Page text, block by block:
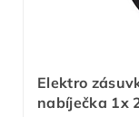
Elektro
nabíječka 1x